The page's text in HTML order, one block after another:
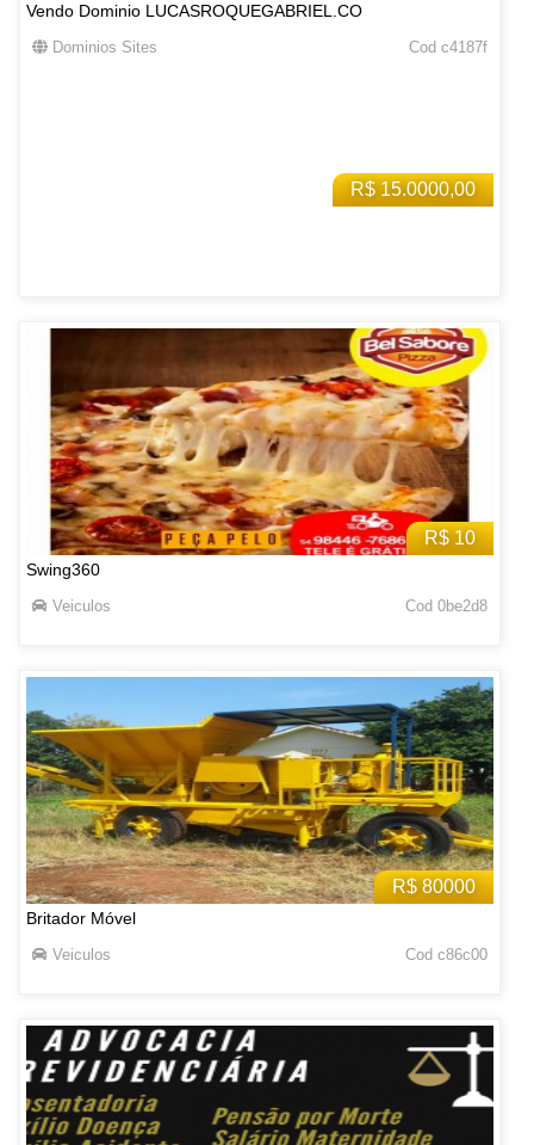
R$ 15.0000,00
Vendo Dominio LUCASROQUEGABRIEL.CO
Dominios Sites Cod c4187f
R$ 10
Swing360
Veiculos Cod 0be2d8
R$ 80000
Britador Móvel
Veiculos Cod c86c00